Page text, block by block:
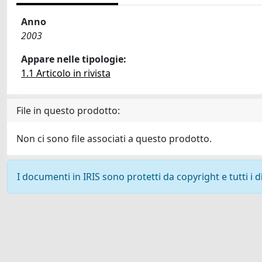
Anno
2003
Appare nelle tipologie:
1.1 Articolo in rivista
File in questo prodotto:
Non ci sono file associati a questo prodotto.
I documenti in IRIS sono protetti da copyright e tutti i